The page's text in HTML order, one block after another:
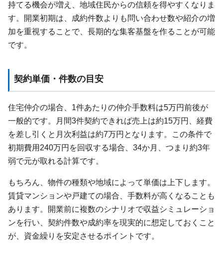
持てる機会が増え、地域住民からの信頼を得やすくなりま
す。開業初期は、成約件数よりも問い合わせ数や紹介の増
加を重視することで、長期的な集客基盤を作ることが可能
です。
契約単価・件数の目安
住宅仲介の場合、1件あたりの仲介手数料は5万円前後が
一般的です。月間3件契約できれば売上は約15万円、経費
を差し引くと月次利益は約7万円となります。この条件で
初期費用240万円を回収する場合、34か月、つまり約3年
弱で元が取れる計算です。
もちろん、物件の種類や地域によって単価は上下します。
賃貸マンションや戸建ての場合、手数料が高くなることも
あります。開業前に複数のシナリオで収益シミュレーショ
ンを行い、契約件数や成約率を現実的に想定しておくこと
が、資金繰りを安定させるポイントです。